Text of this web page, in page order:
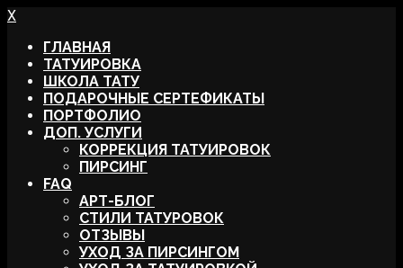
X
ГЛАВНАЯ
ТАТУИРОВКА
ШКОЛА ТАТУ
ПОДАРОЧНЫЕ СЕРТЕФИКАТЫ
ПОРТФОЛИО
ДОП. УСЛУГИ
КОРРЕКЦИЯ ТАТУИРОВОК
ПИРСИНГ
FAQ
АРТ-БЛОГ
СТИЛИ ТАТУРОВОК
ОТЗЫВЫ
УХОД ЗА ПИРСИНГОМ